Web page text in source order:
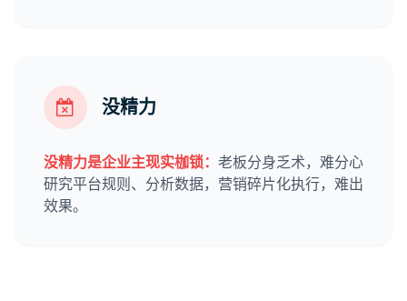
没精力
没精力是企业主现实枷锁： 老板分身乏术，难分心
研究平台规则、分析数据，营销碎片化执行，难出
效果。